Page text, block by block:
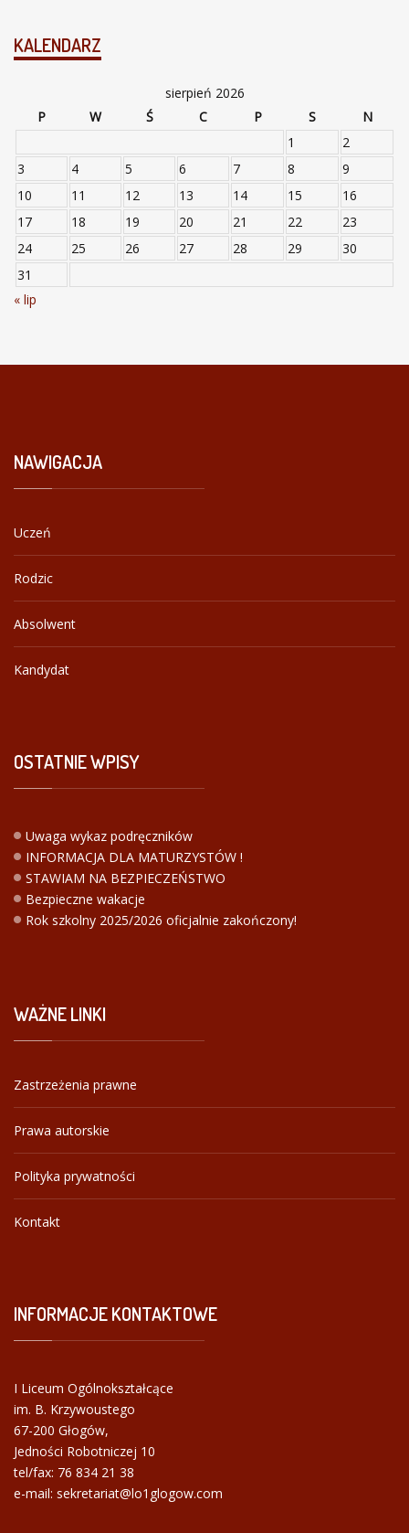
KALENDARZ
sierpień 2026
P
W Ś C P S
N
1
2
3
4 5 6 7 8
9
10
11 12 13 14 15
16
17
18 19 20 21 22
23
24
25 26 27 28 29
30
31
« lip
NAWIGACJA
Uczeń
Rodzic
Absolwent
Kandydat
OSTATNIEWPISY
Uwaga wykaz podręczników
INFORMACJA DLA MATURZYSTÓW !
STAWIAM NA BEZPIECZEŃSTWO
Bezpieczne wakacje
Rok szkolny 2025/2026 oficjalnie zakończony!
WAŻNELINKI
Zastrzeżenia prawne
Prawa autorskie
Polityka prywatności
Kontakt
INFORMACJEKONTAKTOWE
I Liceum Ogólnokształcące
im. B. Krzywoustego
67-200 Głogów,
Jedności Robotniczej 10
tel/fax: 76 834 21 38
e-mail: sekretariat@lo1glogow.com